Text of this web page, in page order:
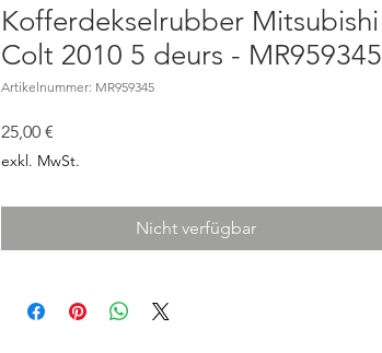
Kofferdekselrubber Mitsubishi
Colt 2010 5 deurs - MR959345
Artikelnummer: MR959345
25,00 €
exkl. MwSt.
Nicht verfügbar